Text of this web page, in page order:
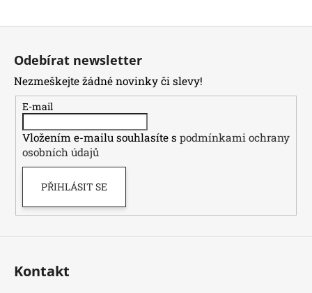
Odebírat newsletter
Nezmeškejte žádné novinky či slevy!
E-mail
Vložením e-mailu souhlasíte s podmínkami ochrany
osobních údajů
PŘIHLÁSIT SE
Kontakt